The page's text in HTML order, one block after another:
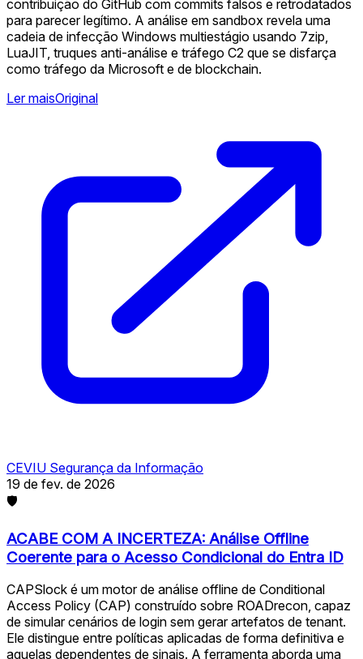
contribuição do GitHub com commits falsos e retrodatados
para parecer legítimo. A análise em sandbox revela uma
cadeia de infecção Windows multiestágio usando 7zip,
LuaJIT, truques anti-análise e tráfego C2 que se disfarça
como tráfego da Microsoft e de blockchain.
Ler maisOriginal
CEVIU Segurança da Informação
19 de fev. de 2026
🛡
ACABE COM A INCERTEZA: Análise Offline
Coerente para o Acesso Condicional do Entra ID
CAPSlock é um motor de análise offline de Conditional
Access Policy (CAP) construído sobre ROADrecon, capaz
de simular cenários de login sem gerar artefatos de tenant.
Ele distingue entre políticas aplicadas de forma definitiva e
aquelas dependentes de sinais. A ferramenta aborda uma